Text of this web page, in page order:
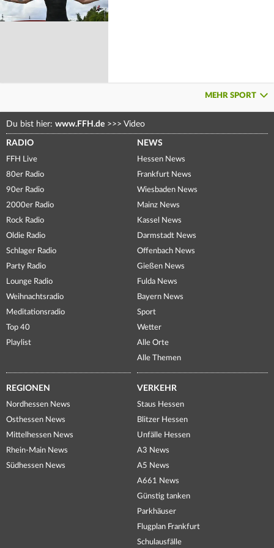
MEHR SPORT
Du bist hier: www.FFH.de >>> Video
RADIO
FFH Live
80er Radio
90er Radio
2000er Radio
Rock Radio
Oldie Radio
Schlager Radio
Party Radio
Lounge Radio
Weihnachtsradio
Meditationsradio
Top 40
Playlist
NEWS
Hessen News
Frankfurt News
Wiesbaden News
Mainz News
Kassel News
Darmstadt News
Offenbach News
Gießen News
Fulda News
Bayern News
Sport
Wetter
Alle Orte
Alle Themen
REGIONEN
Nordhessen News
Osthessen News
Mittelhessen News
Rhein-Main News
Südhessen News
VERKEHR
Staus Hessen
Blitzer Hessen
Unfälle Hessen
A3 News
A5 News
A661 News
Günstig tanken
Parkhäuser
Flugplan Frankfurt
Schulausfälle